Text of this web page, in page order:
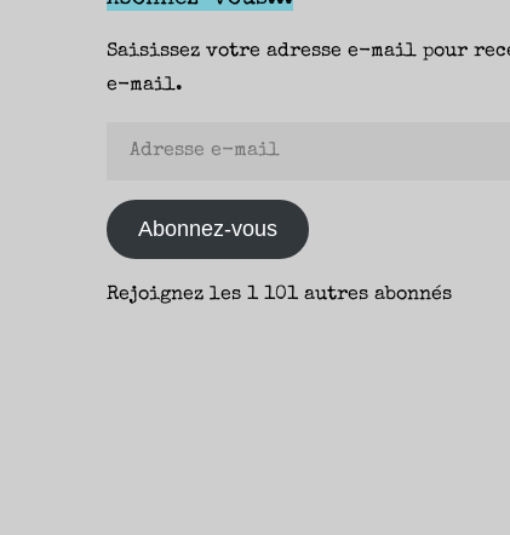
Verticales)
Saisissez votre adresse e-mail pour
e-mail.
Adresse
mail
Abonnez-vous
Rejoignez les 1 101 autres abonnés